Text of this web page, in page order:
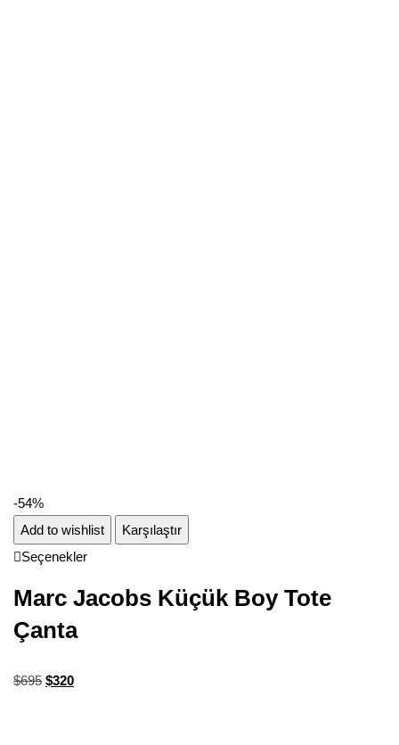
-54%
Add to wishlist
Karşılaştır
Seçenekler
Marc Jacobs Küçük Boy Tote
Çanta
$695 $320